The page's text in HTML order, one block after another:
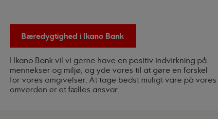
Bæredygtighed i Ikano Bank
I Ikano Bank vil vi gerne have en positiv indvirkning på
mennekser og miljø, og yde vores til at gøre en forskel
for vores omgivelser. At tage bedst muligt vare på vores
omverden er et fælles ansvar.